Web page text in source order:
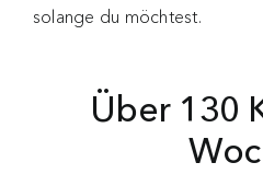
solange du möchtest.
Über 130